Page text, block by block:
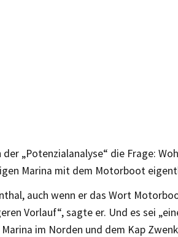
„Potenzialanalyse“ die Frage:
Marina mit dem Motorboot
auch wenn er das Wort
Vorlauf“, sagte er. Und es sei
im Norden und dem Kap